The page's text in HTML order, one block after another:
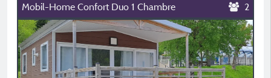
Mobil-Home Confort Duo 1 Chambre 2